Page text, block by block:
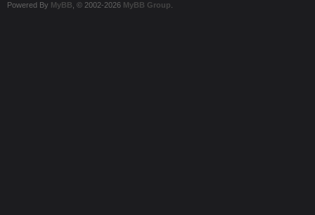
Powered By MyBB , © 2002-2026 MyBB Group